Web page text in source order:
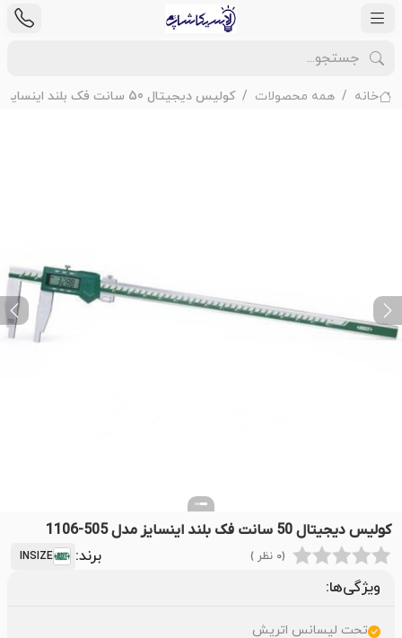
خانه همه محصولات کولیس دیجیتال 50 سانت فک بلند اینسایز مدل 505-1106
Previous
کولیس دیجیتال 50 سانت فک بلند اینسایز مدل 505-1106
(0 نظر ) برند: INSIZE
ویژگی‌ها:
تحت لیسانس اتریش